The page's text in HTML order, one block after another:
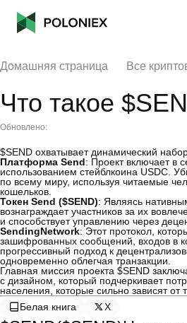
Домашняя страница Все
Что такое
Обновлено:
$SEND охватывает динамический
Платформа Send: Проект включает в
использованием стейблкоина USDC.
по всему миру, используя читаемые
кошельков.
Токен Send ($SEND): Являясь
вознаграждает участников за их
и способствует управлению через
SendingNetwork: Этот протокол,
зашифрованных сообщений, входов в
прогрессивный подход к
одновременно облегчая транзакции.
Главная миссия проекта $SEND
с дизайном, который подчеркивает
населения, которые сильно зависят
Белая книга
X